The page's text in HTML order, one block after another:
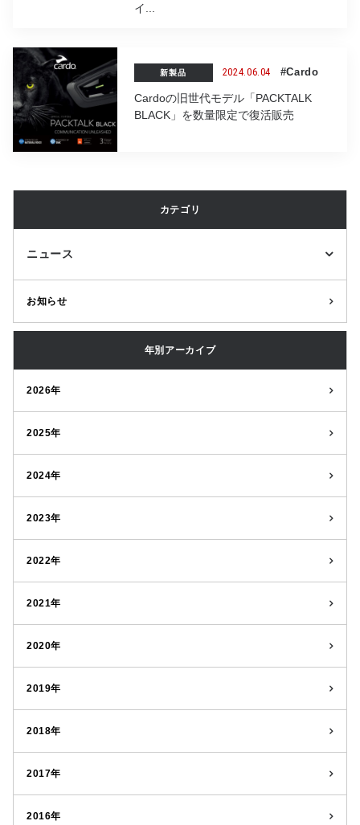
イ...
新製品 2024.06.04 #Cardo
Cardoの旧世代モデル「PACKTALK
BLACK」を数量限定で復活販売
カテゴリ
ニュース
お知らせ
年別アーカイブ
2026年
2025年
2024年
2023年
2022年
2021年
2020年
2019年
2018年
2017年
2016年